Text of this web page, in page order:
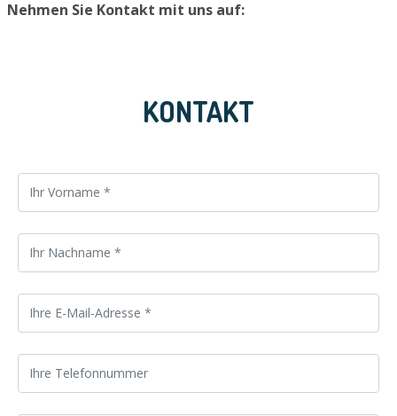
Nehmen Sie Kontakt mit uns auf:
KONTAKT